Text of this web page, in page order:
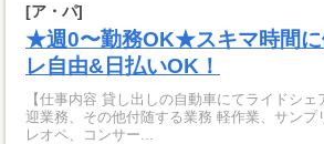
[ア・パ]
★週0〜勤務OK★スキマ時間に
レ自由&日払いOK！
【仕事内容 貸し出しの自動車にてライドシ
迎業務、その他付随する業務 軽作業、サンプ
レオペ、コンサー...